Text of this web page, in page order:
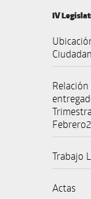
IV
Trabajo
Actas